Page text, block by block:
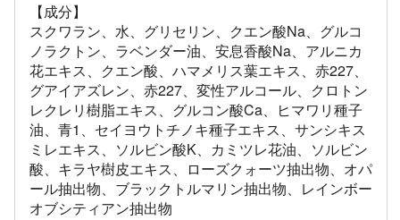
【成分】
スクワラン、水、グリセリン、クエン酸Na、グルコ
ノラクトン、ラベンダー油、安息香酸Na、アルニカ
花エキス、クエン酸、ハマメリス葉エキス、赤227、
グアイアズレン、赤227、変性アルコール、クロトン
レクレリ樹脂エキス、グルコン酸Ca、ヒマワリ種子
油、青1、セイヨウトチノキ種子エキス、サンシキス
ミレエキス、ソルビン酸K、カミツレ花油、ソルビン
酸、キラヤ樹皮エキス、ローズクォーツ抽出物、オパ
ール抽出物、ブラックトルマリン抽出物、レインボー
オブシティアン抽出物